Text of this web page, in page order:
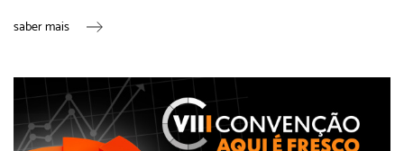
saber mais